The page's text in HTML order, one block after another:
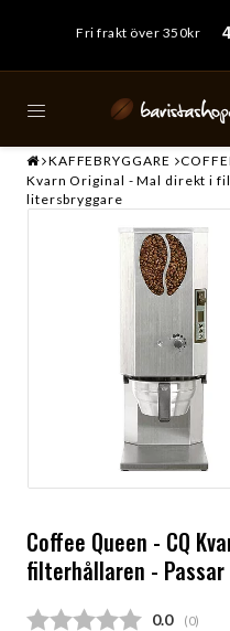
Fri frakt över 350kr
KAFFEBRYGGARE
Kvarn Original - Mal direkt i
litersbryggare
Coffee Queen - CQ
filterhållaren -
Snittbetyg:
0.0 (röster:
0)